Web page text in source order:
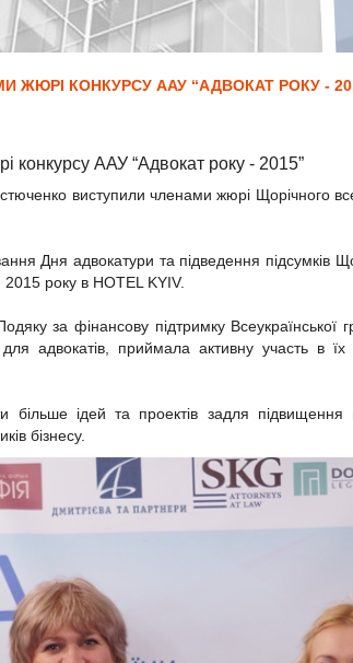
ЖЮРІ КОНКУРСУ ААУ “АДВОКАТ РОКУ -
конкурсу ААУ “Адвокат року - 2015”
виступили членами жюрі Щорічного
Дня адвокатури та підведення підсумків
2015 року в HOTEL KYIV.
за фінансову підтримку Всеукраїнської
адвокатів, приймала активну участь в їх
ідей та проектів задля підвищення
бізнесу.